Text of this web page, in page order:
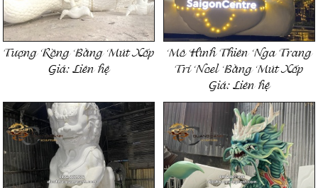
Tượng Rồng Bằng Mút Xốp
Giá:Liên hệ
Mô Hình Thiên Nga Trang
Trí Noel Bằng Mút Xốp
Giá:Liên hệ